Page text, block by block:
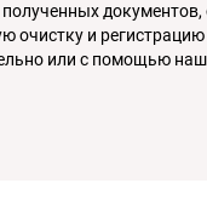
документов,
очистку и
или с помощью